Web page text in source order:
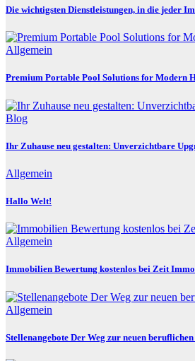
Die wichtigsten Dienstleistungen, in die jeder
Allgemein
Premium Portable Pool Solutions for Modern
Blog
Ihr Zuhause neu gestalten: Unverzichtbare
Allgemein
Hallo Welt!
Allgemein
Immobilien Bewertung kostenlos bei Zeit
Allgemein
Stellenangebote Der Weg zur neuen